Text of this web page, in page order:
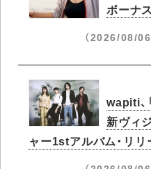
ボーナ
（2026/08/06
wapiti、
新ヴィ
ャー1stアルバム・リリ